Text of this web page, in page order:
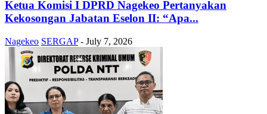
Ketua Komisi I DPRD Nagekeo Pertanyakan
Kekosongan Jabatan Eselon II: “Apa...
Nagekeo SERGAP - July 7, 2026